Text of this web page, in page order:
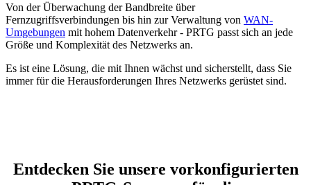
Von der Überwachung der Bandbreite über
Fernzugriffsverbindungen bis hin zur Verwaltung von WAN-
Umgebungen mit hohem Datenverkehr - PRTG passt sich an jede
Größe und Komplexität des Netzwerks an.
Es ist eine Lösung, die mit Ihnen wächst und sicherstellt, dass Sie
immer für die Herausforderungen Ihres Netzwerks gerüstet sind.
Entdecken Sie unsere vorkonfigurierten